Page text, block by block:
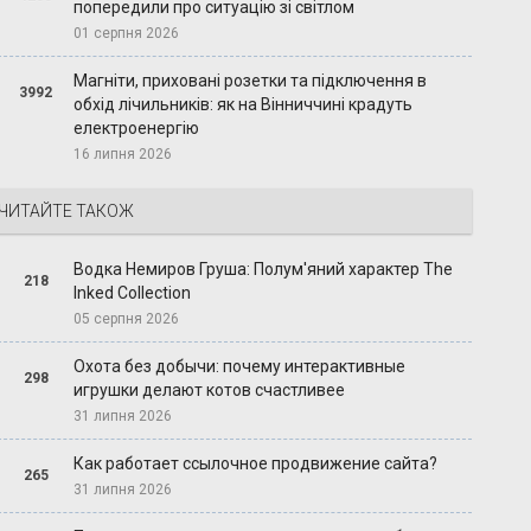
попередили про ситуацію зі світлом
01 серпня 2026
3992
Магніти, приховані розетки та підключення в
обхід лічильників: як на Вінниччині крадуть
електроенергію
16 липня 2026
ЧИТАЙТЕ ТАКОЖ
218
Водка Немиров Груша: Полум'яний характер The
Inked Collection
05 серпня 2026
298
Охота без добычи: почему интерактивные
игрушки делают котов счастливее
31 липня 2026
265
Как работает ссылочное продвижение сайта?
31 липня 2026